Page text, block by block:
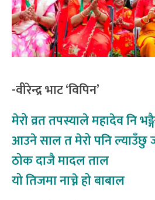
-वीरेन्द्र भाट ‘विपिन’
मेरो व्रत तपस्याले महादेव नि भङ्गै
आउने साल त मेरो पनि ल्याउँछु
ठोक दाजै मादल ताल
यो तिजमा नाच्ने हो बाबाल